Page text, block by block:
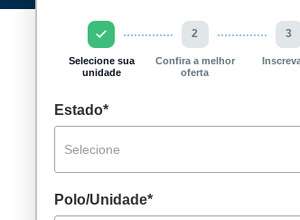
Selecione sua
unidade
2
Confira a melhor
oferta
3
Estado*
Selecione
Polo/Unidade*